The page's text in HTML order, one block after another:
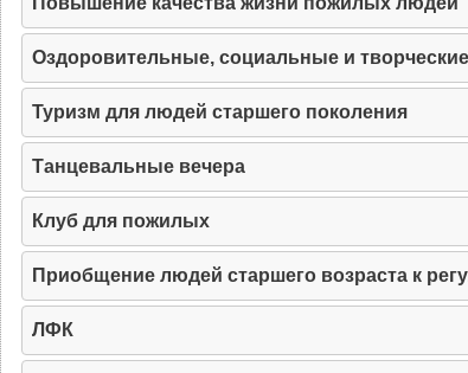
Оздоровительные, социальные и
Туризм для людей старшего поколения
Танцевальные вечера
Клуб для пожилых
Приобщение людей старшего возраста к
ЛФК